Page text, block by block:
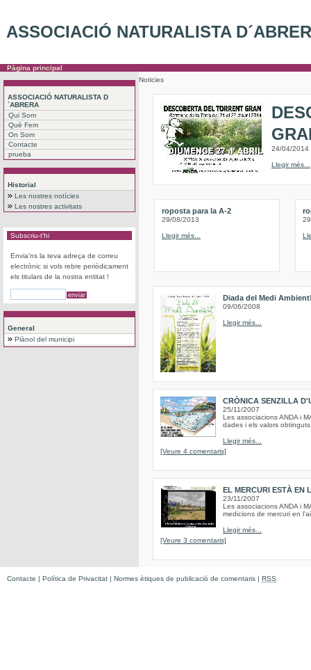
ASSOCIACIÓ NATURALISTA
Pàgina principal
ASSOCIACIÓ NATURALISTA D
´ABRERA
Qui Som
Què Fem
On Som
Contacte
prueba
Historial
Les nostres notícies
Les nostres activitats
Subscriu-t'hi
Envia'ns la teva adreça de correu
electrònic si vols rebre periòdicament
els titulars de la nostra entitat !
General
Plànol del municipi
Noticies
24/04/2014
Llegir més...
roposta para la A-2
29/08/2013
Llegir més...
Diada del Medi
09/06/2008
Llegir més...
CRÒNICA SENZILLA
25/11/2007
Les associacions ANDA i
dades i els valors
Llegir més...
[Veure 4 comentaris]
EL MERCURI ESTÀ EN
23/11/2007
Les associacions ANDA i
medicions de mercuri en
Llegir més...
[Veure 3 comentaris]
Contacte | Política de Privacitat | Normes ètiques de publicació de comentaris | RSS